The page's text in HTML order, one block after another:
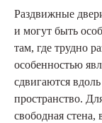
Раздвижные
и могут быть
там, где трудно
особенностью
сдвигаются
пространство.
свободная стена,